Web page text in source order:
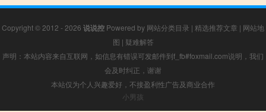
Copyright © 2012 - 2026 说说控 Powered by 网站分类目录 | 精选推荐文章 | 网站地
图 | 疑难解答
声明：本站内容来自互联网，如信息有错误可发邮件到f_fb#foxmail.com说明，我们
会及时纠正，谢谢
本站仅为个人兴趣爱好，不接盈利性广告及商业合作
小男孩